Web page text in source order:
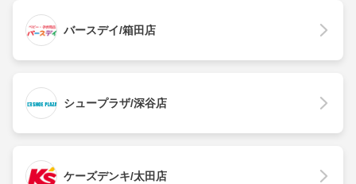
バースデイ/箱田店
シュープラザ/深谷店
ケーズデンキ/太田店